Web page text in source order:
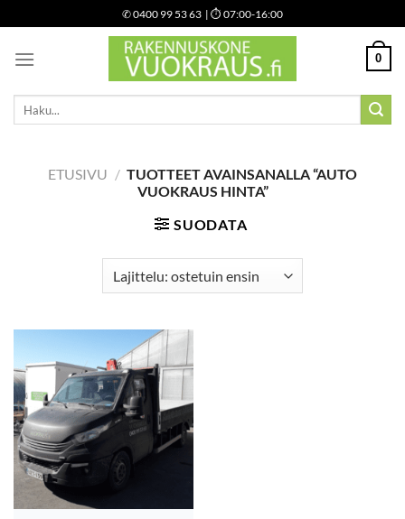
to
content
✆0400 99 53 63 | ⏱ 07:00-16:00
0
Etsi:
ETUSIVU / TUOTTEET AVAINSANALLA “AUTO
VUOKRAUS HINTA”
SUODATA